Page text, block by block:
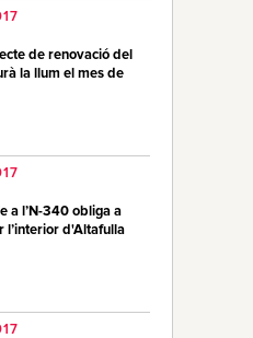
de renovació del
la llum el mes de
a l’N-340 obliga a
l’interior d'Altafulla